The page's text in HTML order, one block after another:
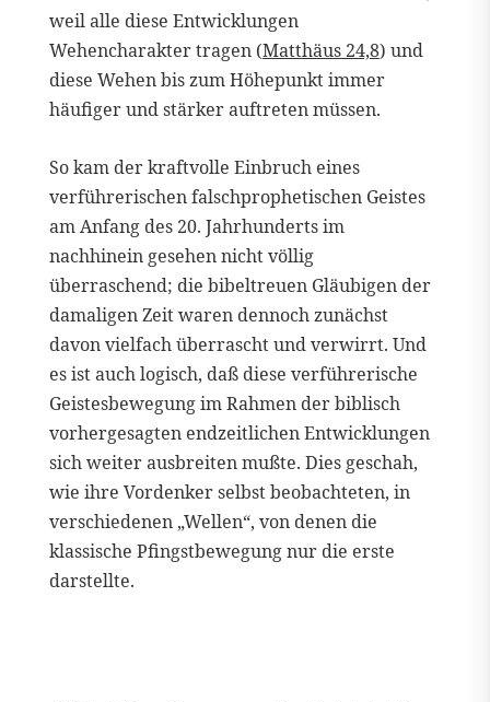
weil alle diese Entwicklungen
Wehencharakter tragen (Matthäus 24,8) und
diese Wehen bis zum Höhepunkt immer
häufiger und stärker auftreten müssen.
So kam der kraftvolle Einbruch eines
verführerischen falschprophetischen Geistes
am Anfang des 20. Jahrhunderts im
nachhinein gesehen nicht völlig
überraschend; die bibeltreuen Gläubigen der
damaligen Zeit waren dennoch zunächst
davon vielfach überrascht und verwirrt. Und
es ist auch logisch, daß diese verführerische
Geistesbewegung im Rahmen der biblisch
vorhergesagten endzeitlichen Entwicklungen
sich weiter ausbreiten mußte. Dies geschah,
wie ihre Vordenker selbst beobachteten, in
verschiedenen „Wellen“, von denen die
klassische Pfingstbewegung nur die erste
darstellte.